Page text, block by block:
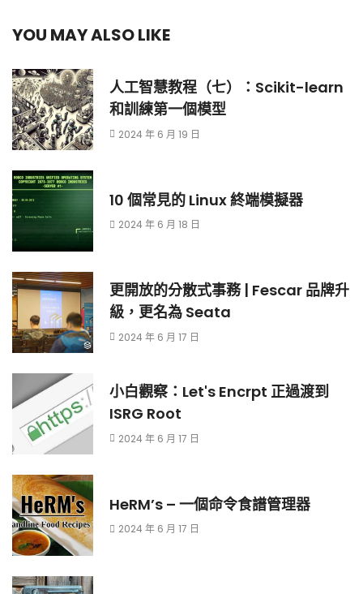
YOU MAY ALSO LIKE
人工智慧教程（七）：Scikit-learn
和訓練第一個模型
2024 年 6 月 19 日
10 個常見的 Linux 終端模擬器
2024 年 6 月 18 日
更開放的分散式事務 | Fescar 品牌升
級，更名為 Seata
2024 年 6 月 17 日
小白觀察：Let's Encrpt 正過渡到
ISRG Root
2024 年 6 月 17 日
HeRM’s – 一個命令食譜管理器
2024 年 6 月 17 日